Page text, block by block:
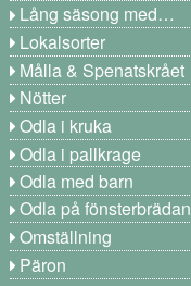
Lång säsong med…
Lokalsorter
Målla & Spenatskrået
Nötter
Odla i kruka
Odla i pallkrage
Odla med barn
Odla på fönsterbrädan
Omställning
Päron